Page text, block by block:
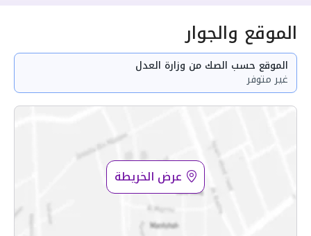
الموقع والجوار
الموقع حسب الصك من وزارة العدل
غير متوفر
عرض الخريطة